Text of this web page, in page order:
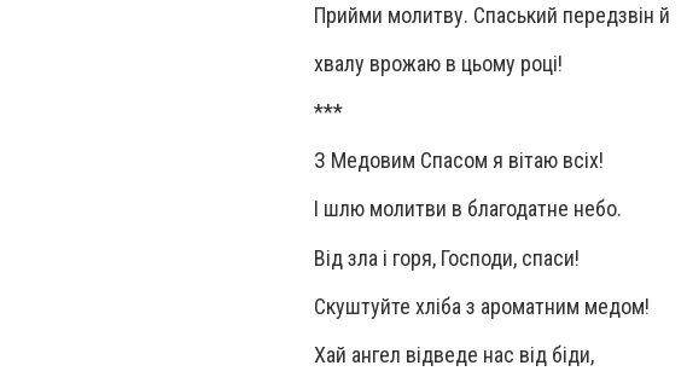
Прийми молитву. Спаський передзвін й
хвалу врожаю в цьому році!
***
З Медовим Спасом я вітаю всіх!
І шлю молитви в благодатне небо.
Від зла і горя, Господи, спаси!
Скуштуйте хліба з ароматним медом!
Хай ангел відведе нас від біди,